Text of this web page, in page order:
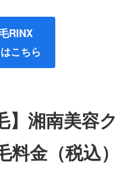
RINX
こちら
】湘南美容ク
金（税込）